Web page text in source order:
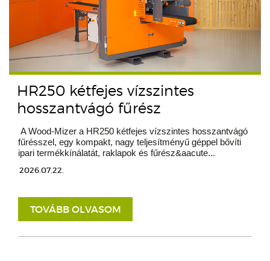
HR250 kétfejes vízszintes
hosszantvágó fűrész
A Wood-Mizer a HR250 kétfejes vízszintes hosszantvágó
fűrésszel, egy kompakt, nagy teljesítményű géppel bővíti
ipari termékkínálatát, raklapok és fűrész&aacute...
2026.07.22.
TOVÁBB OLVASOM